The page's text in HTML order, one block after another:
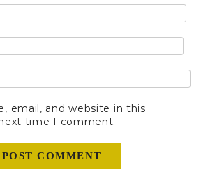
email, and website in this
time I comment.